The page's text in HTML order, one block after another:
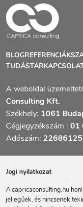
BLOGREFERENCIÁK
TUDÁSTÁR
A weboldal
Consulting Kft.
Székhely: 1061
Cégjegyzékszám : 01
Adószám:
Jogi nyilatkozat
A capricaconsulting.hu
jellegűek, és nincsenek